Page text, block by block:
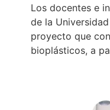
Los docentes e
de la
proyecto que
bioplásticos, a